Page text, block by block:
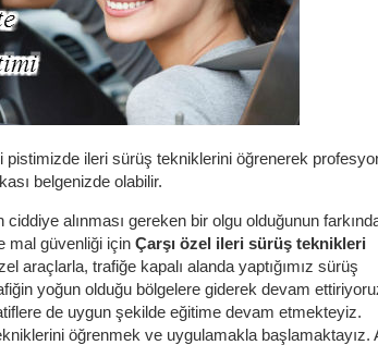
pistimizde ileri sürüş tekniklerini öğrenerek
belgenizde olabilir.
alınması gereken bir olgu olduğunun
mal güvenliği için Çarşı özel ileri sürüş teknikleri
araçlarla, trafiğe kapalı alanda yaptığımız sürüş
yoğun olduğu bölgelere giderek devam
de uygun şekilde eğitime devam etmekteyiz.
öğrenmek ve uygulamakla başlamaktayız.